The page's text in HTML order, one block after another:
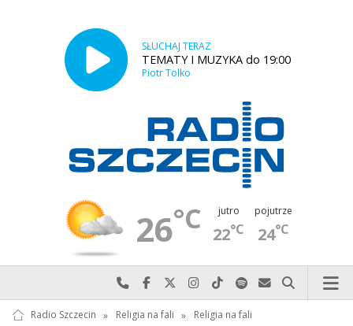
SŁUCHAJ TERAZ
TEMATY I MUZYKA do 19:00
Piotr Tolko
26°C jutro
22°C
pojutrze
24°C
Najlepiej po prostu do nas zadzwoń
Odwiedź nas na Facebook-u
Odwiedź nas na X
Odwiedź nas na Instagram-ie
Odwiedź nas na TikTok-u
Szukaj nas na Spotify
Wyślij do nas
Szukaj
Radio Szczecin » Religia na fali » Religia na fali